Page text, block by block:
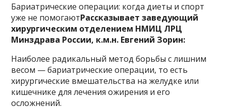
Бариатрические операции: когда диеты и спорт
уже не помогаютРассказывает заведующий
хирургическим отделением НМИЦ ЛРЦ
Минздрава России, к.м.н. Евгений Зорин:
Наиболее радикальный метод борьбы с лишним
весом — бариатрические операции, то есть
хирургические вмешательства на желудке или
кишечнике для лечения ожирения и его
осложнений.